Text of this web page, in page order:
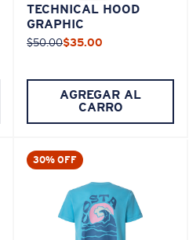
TECHNICAL HOOD
GRAPHIC
$50.00$35.00
AGREGAR AL
CARRO
30% OFF